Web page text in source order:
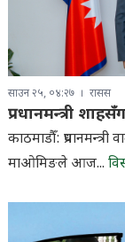
साउन २५, ०४:२७ रासस
प्रधानमन्त्री
काठमाडौँ:
माओमिङले आज...